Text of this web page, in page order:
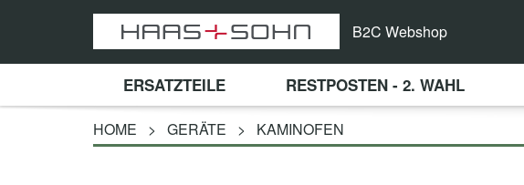
B2C Webshop
ERSATZTEILE RESTPOSTEN - 2. WAHL
HOME > GERÄTE > KAMINOFEN